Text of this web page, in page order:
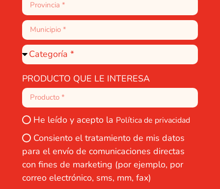
PRODUCTO QUE LE INTERESA
He leído y acepto la Política de privacidad
Consiento el tratamiento de mis datos
para el envío de comunicaciones directas
con fines de marketing (por ejemplo, por
correo electrónico, sms, mm, fax)